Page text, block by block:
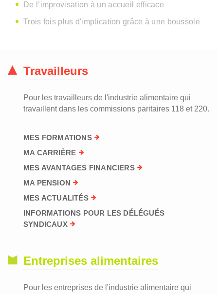
De l’improvisation à un accueil efficace
Trois fois plus d'implication grâce à une boussole
Travailleurs
Pour les travailleurs de l'industrie alimentaire qui
travaillent dans les commissions paritaires 118 et 220.
MES FORMATIONS
MA CARRIÈRE
MES AVANTAGES FINANCIERS
MA PENSION
MES ACTUALITÉS
INFORMATIONS POUR LES DÉLÉGUÉS
SYNDICAUX
Entreprises alimentaires
Pour les entreprises de l'industrie alimentaire qui